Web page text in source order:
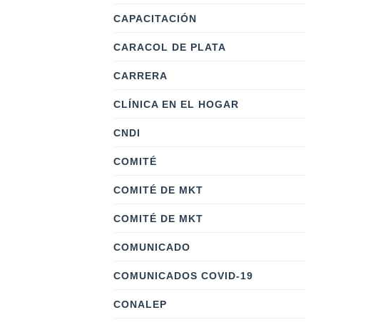
CAPACITACIÓN
CARACOL DE PLATA
CARRERA
CLÍNICA EN EL HOGAR
CNDI
COMITÉ
COMITÉ DE MKT
COMITÉ DE MKT
COMUNICADO
COMUNICADOS COVID-19
CONALEP